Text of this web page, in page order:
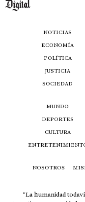
NOTICIAS
ECONOMÍA
POLÍTICA
JUSTICIA
SOCIEDAD
MUNDO
DEPORTES
CULTURA
NOSOTROS
“La humanidad